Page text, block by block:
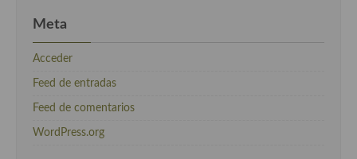
Meta
Acceder
Feed de entradas
Feed de comentarios
WordPress.org